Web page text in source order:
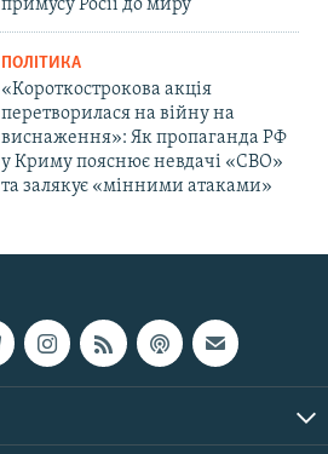
примусу Росії до миру
ПОЛІТИКА
«Короткострокова акція
перетворилася на війну на
виснаження»: Як пропаганда РФ
у Криму пояснює невдачі «СВО»
та залякує «мінними атаками»